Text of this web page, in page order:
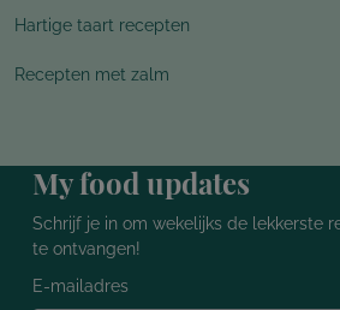
Hartige taart recepten
Recepten met zalm
My food updates
Schrijf je in om wekelijks de lekkerste
te ontvangen!
E-mailadres